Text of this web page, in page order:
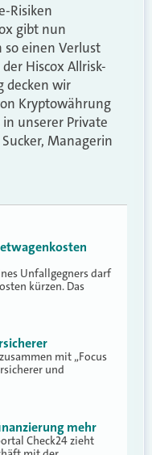
Risiken
gibt nun
so einen Verlust
Hiscox Allrisk-
decken wir
Kryptowährung
unserer Private
Managerin
Unfallgegners darf
kürzen. Das
mit „Focus
und
mehr
Check24 zieht